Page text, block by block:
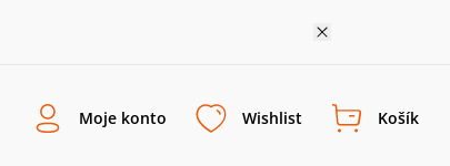
Moje konto Wishlist Košík